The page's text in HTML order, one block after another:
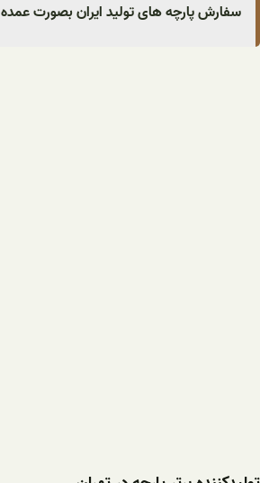
سفارش پارچه های تولید ایران بصورت عمده